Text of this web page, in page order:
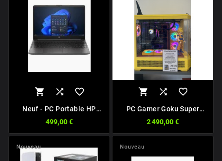
  
Neuf - PC Portable HP
499,00 €
  
PC Gamer Goku Super
2 490,00 €
Nouveau Nouveau